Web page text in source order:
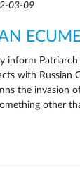
03-09
inform
with Russian
the invasion
other